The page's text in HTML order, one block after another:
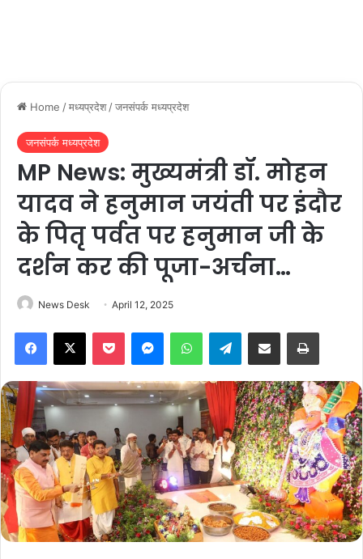
Home /मध्यप्रदेश /जनसंपर्क मध्यप्रदेश
जनसंपर्क मध्यप्रदेश
MP News: मुख्यमंत्री डॉ. मोहन
यादव ने हनुमान जयंती पर इंदौर
के पितृ पर्वत पर हनुमान जी के
दर्शन कर की पूजा-अर्चना…
News Desk April 12, 2025
Telegram